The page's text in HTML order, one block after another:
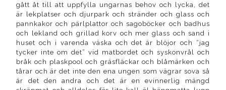
gått åt till att uppfylla ungarnas behov och lycka, det
är lekplatser och djurpark och stränder och glass och
pannkakor och pärlplattor och sagoböcker och badhus
och lekland och grillad korv och mer glass och sand i
huset och i varenda väska och det är blöjor och “jag
tycker inte om det” vid matbordet och syskonvrål och
bråk och plaskpool och gräsfläckar och blåmärken och
tårar och är det inte den ena ungen som vägrar sova så
är det den andra och det är en evinnerlig mängd